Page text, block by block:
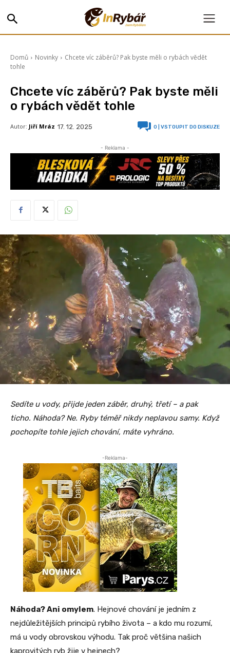
Domů Novinky
Chcete víc záběrů? Pak byste měli o rybách vědět
tohle
Chcete víc záběrů? Pak byste měli
o rybách vědět tohle
Autor: Jiří Mráz 17. 12. 2025 0 | VSTOUPIT DO DISKUZE
- Reklama -
Sedíte u vody, přijde jeden záběr, druhý, třetí – a pak
ticho. Náhoda? Ne. Ryby téměř nikdy neplavou samy. Když
pochopíte tohle jejich chování, máte vyhráno.
-Reklama-
Náhoda? Ani omylem. Hejnové chování je jedním z
nejdůležitějších principů rybího života – a kdo mu rozumí,
má u vody obrovskou výhodu. Tak proč většina našich
kaprovitých ryb žije v hejnech?